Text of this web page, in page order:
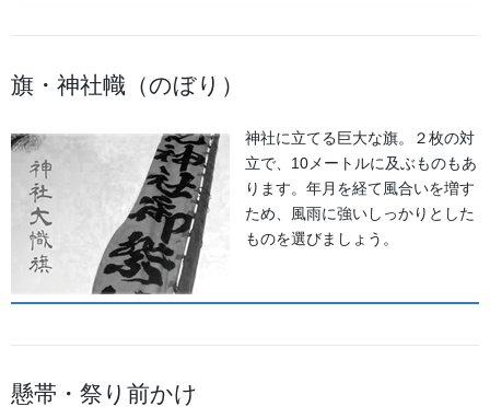
金沢・祭りの森佐
お祭り衣装・お祭り用品のご相談は金沢・森佐へお気軽にお問
い合わせください。
伝統行事、お祭りで地域に笑顔を！！
076-237-8888
旗・神社幟（のぼり）
神社に立てる巨大な旗。２枚の対
立で、10メートルに及ぶものもあ
ります。年月を経て風合いを増す
ため、風雨に強いしっかりとした
ものを選びましょう。
懸帯・祭り前かけ